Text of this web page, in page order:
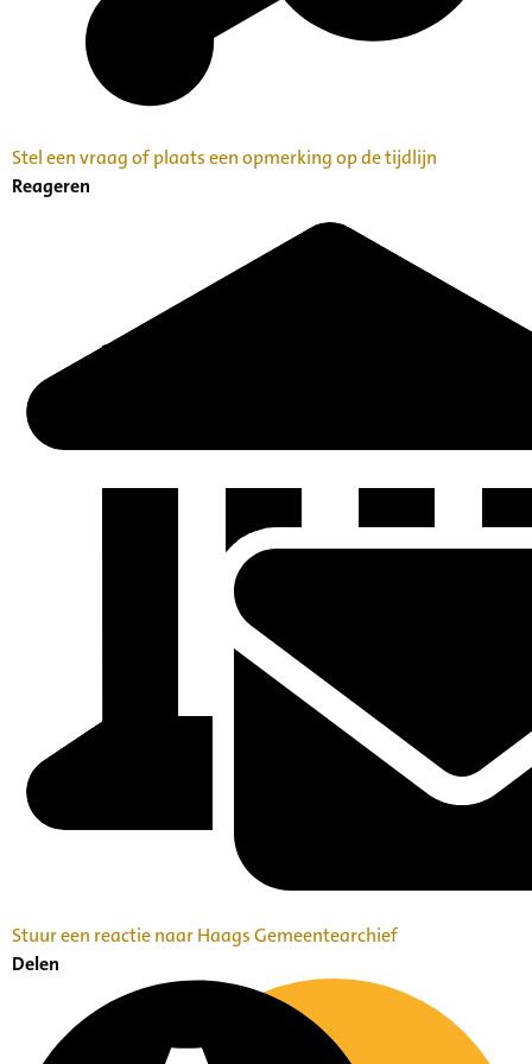
Stel een vraag of plaats een opmerking op de tijdlijn
Reageren
Stuur een reactie naar Haags Gemeentearchief
Delen